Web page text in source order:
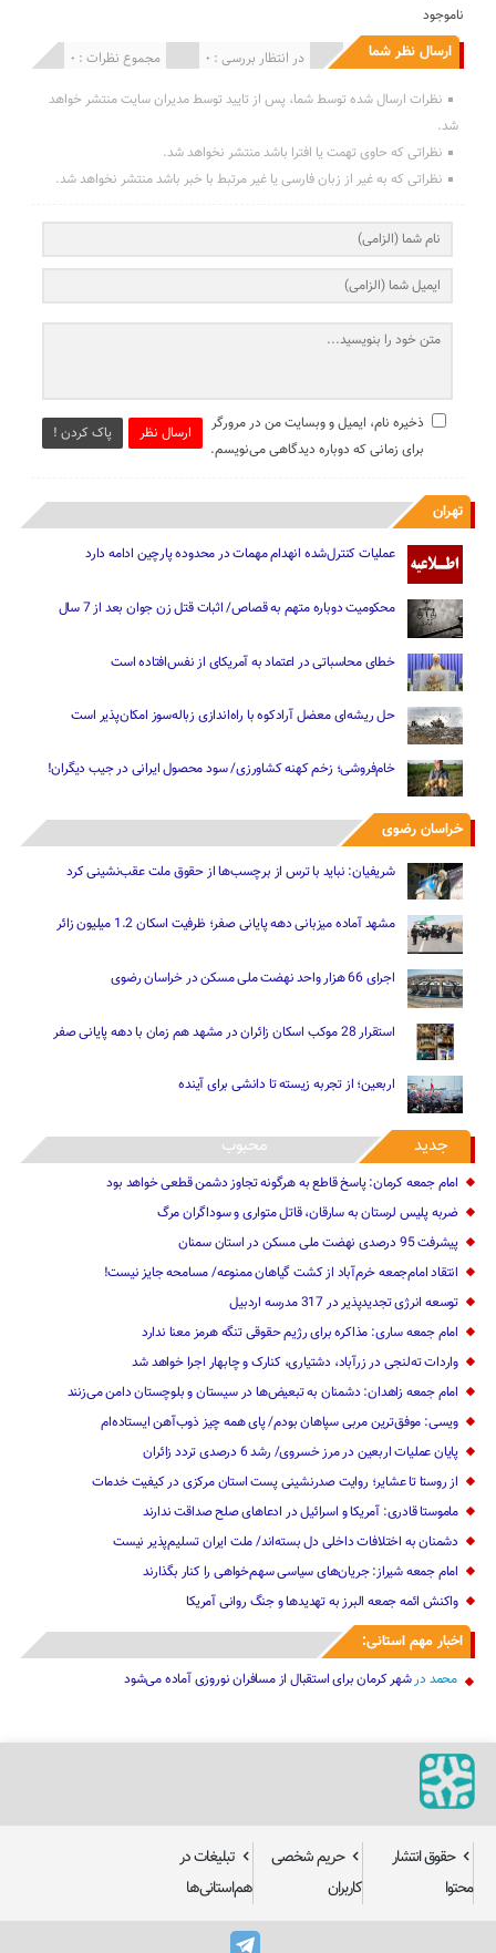
ناموجود
ارسال نظر شما مجموع نظرات : 0 در انتظار بررسی : 0 انتشار یافته : 0
نظرات ارسال شده توسط شما، پس از تایید توسط مدیران سایت منتشر خواهد
شد.
نظراتی که حاوی تهمت یا افترا باشد منتشر نخواهد شد.
نظراتی که به غیر از زبان فارسی یا غیر مرتبط با خبر باشد منتشر نخواهد شد.
ارسال نظر پاک کردن !
ذخیره نام، ایمیل و وبسایت من در مرورگر
برای زمانی که دوباره دیدگاهی می‌نویسم.
تهران
عملیات کنترل‌شده انهدام مهمات در محدوده پارچین ادامه دارد
محکومیت دوباره متهم به قصاص/ اثبات قتل زن جوان بعد از 7 سال
خطای محاسباتی در اعتماد به آمریکای از نفس‌افتاده است
حل ریشه‌ای معضل آرادکوه با راه‌اندازی زباله‌سوز امکان‌پذیر است
خام‌فروشی؛ زخم کهنه کشاورزی/ سود محصول ایرانی در جیب دیگران!
خراسان رضوی
شریفیان: نباید با ترس از برچسب‌ها از حقوق ملت عقب‌نشینی کرد
مشهد آماده میزبانی دهه پایانی صفر؛ ظرفیت اسکان 1.2 میلیون زائر
اجرای 66 هزار واحد نهضت ملی مسکن در خراسان رضوی
استقرار 28 موکب اسکان زائران در مشهد هم زمان با دهه پایانی صفر
اربعین؛ از تجربه زیسته تا دانشی برای آینده
جدید محبوب
امام جمعه کرمان: پاسخ قاطع به هرگونه تجاوز دشمن قطعی خواهد بود
ضربه پلیس لرستان به سارقان، قاتل متواری و سوداگران مرگ
پیشرفت 95 درصدی نهضت ملی مسکن در استان سمنان
انتقاد امام‌جمعه خرم‌آباد از کشت گیاهان ممنوعه/ مسامحه جایز نیست!
توسعه انرژی تجدیدپذیر در 317 مدرسه اردبیل
امام جمعه ساری: مذاکره برای رژیم حقوقی تنگه هرمز معنا ندارد
واردات ته‌لنجی در زرآباد، دشتیاری، کنارک و چابهار اجرا خواهد شد‌
امام جمعه زاهدان: دشمنان به تبعیض‌ها در سیستان و بلوچستان دامن می‌زنند
ویسی: موفق‌ترین مربی سپاهان بودم/ پای همه چیز ذوب‌آهن ایستاده‌ام
پایان عملیات اربعین در مرز خسروی/ رشد 6 درصدی تردد زائران
از روستا تا عشایر؛ روایت صدرنشینی پست استان مرکزی در کیفیت خدمات
ماموستا قادری: آمریکا و اسرائیل در ادعاهای صلح صداقت ندارند
دشمنان به اختلافات داخلی دل بسته‌اند/ ملت ایران تسلیم‌پذیر نیست
امام جمعه شیراز: جریان‌های سیاسی سهم‌خواهی را کنار بگذارند
واکنش ائمه جمعه البرز به تهدیدها و جنگ روانی آمریکا
اخبار مهم استانی:
محمد درشهر کرمان برای استقبال از مسافران نوروزی آماده می‌شود
حقوق انتشار
محتوا
حریم شخصی
کاربران
تبلیغات در
هم‌استانی‌ها